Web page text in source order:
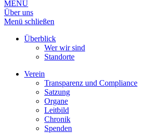
MENÜ
Über uns
Menü schließen
Überblick
Wer wir sind
Standorte
Verein
Transparenz und Compliance
Satzung
Organe
Leitbild
Chronik
Spenden